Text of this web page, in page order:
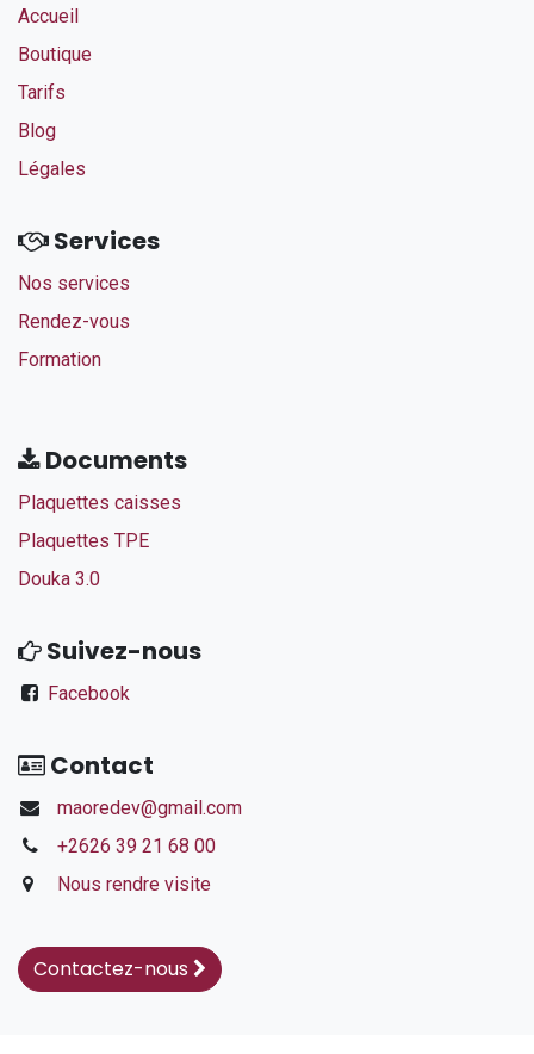
Accueil
Boutique
Tarifs​
Blog
Légales
Services
Nos services
Rendez-vous
Formation
Documents
Plaquettes caisses
Plaquettes TPE
Douka 3.0
Suivez-nous
Facebook
Contact
maoredev@gmail.com
+2626 39 21 68 00
Nous rendre visite
Contactez-nous